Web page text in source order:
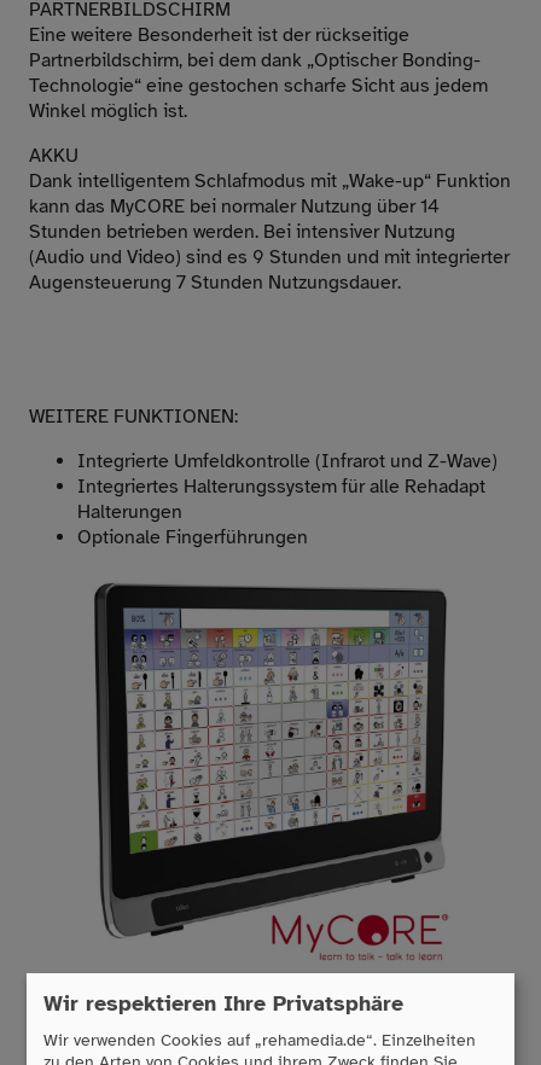
PARTNERBILDSCHIRM
Eine weitere Besonderheit ist der rückseitige
Partnerbildschirm, bei dem dank „Optischer Bonding-
Technologie“ eine gestochen scharfe Sicht aus jedem
Winkel möglich ist.
AKKU
Dank intelligentem Schlafmodus mit „Wake-up“ Funktion
kann das MyCORE bei normaler Nutzung über 14
Stunden betrieben werden. Bei intensiver Nutzung
(Audio und Video) sind es 9 Stunden und mit integrierter
Augensteuerung 7 Stunden Nutzungsdauer.
WEITERE FUNKTIONEN:
Integrierte Umfeldkontrolle (Infrarot und Z-Wave)
Integriertes Halterungssystem für alle Rehadapt
Halterungen
Optionale Fingerführungen
Wir respektieren Ihre Privatsphäre
Wir verwenden Cookies auf „rehamedia.de“. Einzelheiten